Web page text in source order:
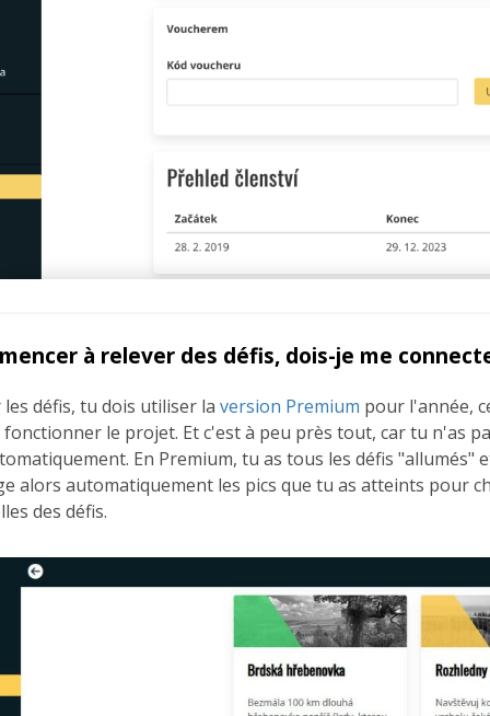
à relever des défis, dois-je me
défis, tu dois utiliser la version Premium pour l'année,
le projet. Et c'est à peu près tout, car tu n'as
En Premium, tu as tous les défis "allumés"
alors automatiquement les pics que tu as atteints pour
des défis.